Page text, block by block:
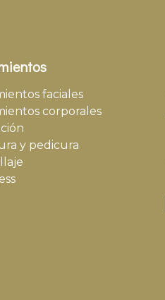
faciales
corporales
y pedicura